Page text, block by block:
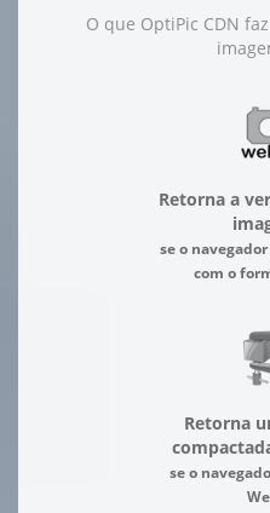
O que OptiPic CDN
Retorna a
se o
com o
Retorna
se o